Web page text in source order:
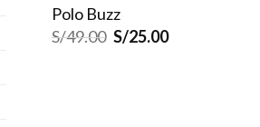
Polo Buzz
S/49.00 S/25.00